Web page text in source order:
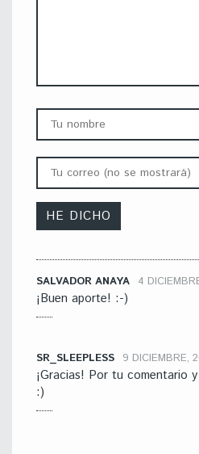
SALVADOR ANAYA 4
¡Buen aporte! :-)
SR_SLEEPLESS 9 DICIEMBRE,
¡Gracias! Por tu comentario
:)